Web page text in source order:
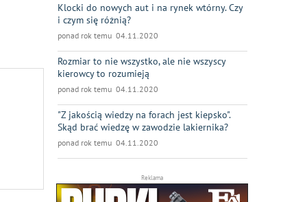
Klocki do nowych aut i na rynek wtórny. Czy
i czym się różnią?
ponad rok temu 04.11.2020
Rozmiar to nie wszystko, ale nie wszyscy
kierowcy to rozumieją
ponad rok temu 04.11.2020
"Z jakością wiedzy na forach jest kiepsko".
Skąd brać wiedzę w zawodzie lakiernika?
ponad rok temu 04.11.2020
Reklama